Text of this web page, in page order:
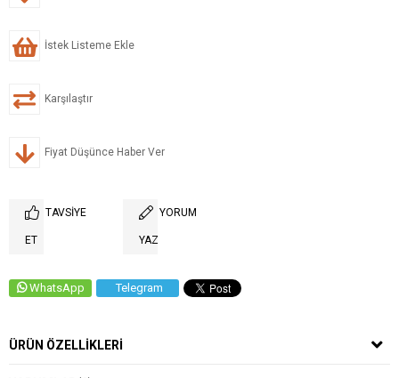
İstek Listeme Ekle
Karşılaştır
Fiyat Düşünce Haber Ver
TAVSIYE
ET
YORUM
YAZ
WhatsApp Telegram
ÜRÜN ÖZELLIKLERI